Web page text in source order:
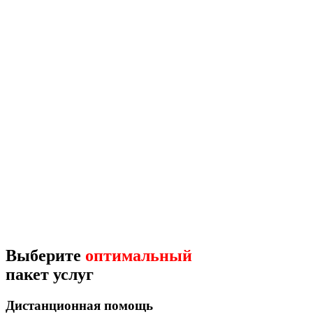
Выберите оптимальный
пакет услуг
Дистанционная помощь